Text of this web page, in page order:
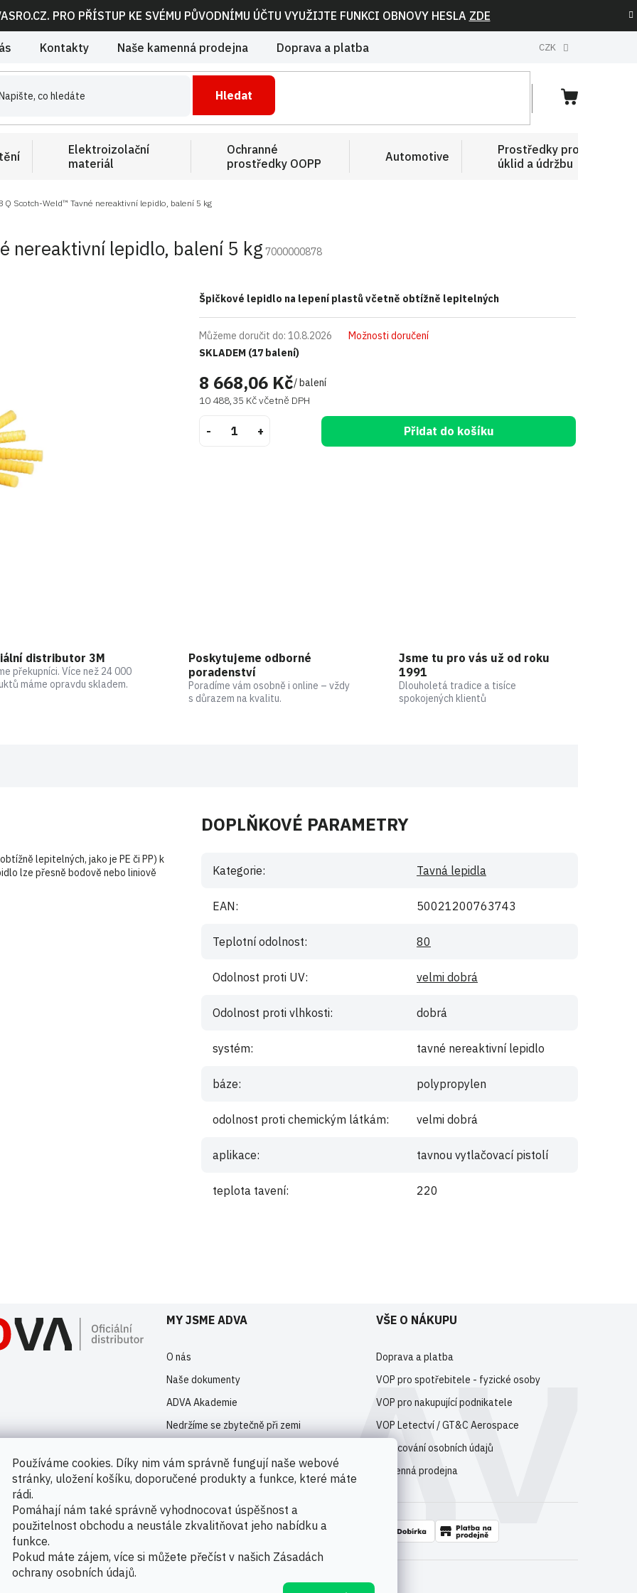
Používáme cookies. Díky nim vám správně fungují naše webové
stránky, uložení košíku, doporučené produkty a funkce, které máte
rádi.
Pomáhají nám také správně vyhodnocovat úspěšnost a
použitelnost obchodu a neustále zkvalitňovat jeho nabídku a
funkce.
Pokud máte zájem, více si můžete přečíst v našich Zásadách
ochrany osobních údajů.
PRO PŘÍSTUP KE SVÉMU PŮVODNÍMU ÚČTU VYUŽIJTE FUNKCI OBNOVY HESLA ZDE
Kontakty Naše kamenná prodejna Doprava a platba CZK
Hledat
NÁKUPNÍ
Elektroizolační
materiál
Ochranné
prostředky OOPP
Automotive
Prostředky pro
úklid a údržbu
Q Scotch-Weld™ Tavné nereaktivní lepidlo, balení 5 kg
nereaktivní lepidlo, balení 5 kg 7000000878
8 668,06 Kč/ balení
10 488,35 Kč včetně DPH
SKLADEM (17 balení)
Můžeme doručit do: 10.8.2026 Možnosti doručení
Přidat do košíku
Špičkové lepidlo na lepení plastů včetně obtížně lepitelných
distributor 3M
překupníci. Více než 24 000
máme opravdu skladem.
Poskytujeme odborné
poradenství
Poradíme vám osobně i online – vždy
s důrazem na kvalitu.
Jsme tu pro vás už od roku
1991
Dlouholetá tradice a tisíce
spokojených klientů
lepitelných, jako je PE či PP) k
lze přesně bodově nebo liniově
DOPLŇKOVÉ PARAMETRY
Kategorie: Tavná lepidla
EAN: 50021200763743
Teplotní odolnost: 80
Odolnost proti UV: velmi dobrá
Odolnost proti vlhkosti: dobrá
systém: tavné nereaktivní lepidlo
báze: polypropylen
odolnost proti chemickým látkám: velmi dobrá
aplikace: tavnou vytlačovací pistolí
teplota tavení: 220
MY JSME ADVA
O nás
Naše dokumenty
ADVA Akademie
Nedržíme se zbytečně při zemi
Novinky
VŠE O NÁKUPU
Doprava a platba
VOP pro spotřebitele - fyzické osoby
VOP pro nakupující podnikatele
VOP Letectví / GT&C Aerospace
Zpracování osobních údajů
Kamenná prodejna
Možnosti platby